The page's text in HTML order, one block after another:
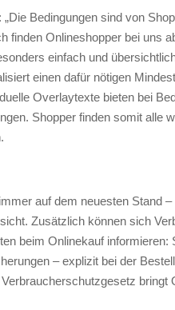
Bedingungen sind von
Onlineshopper bei uns
einfach und
einen dafür nötigen
Overlaytexte bieten bei
Shopper finden somit alle
auf dem neuesten Stand
Zusätzlich können sich
beim Onlinekauf
– explizit bei der